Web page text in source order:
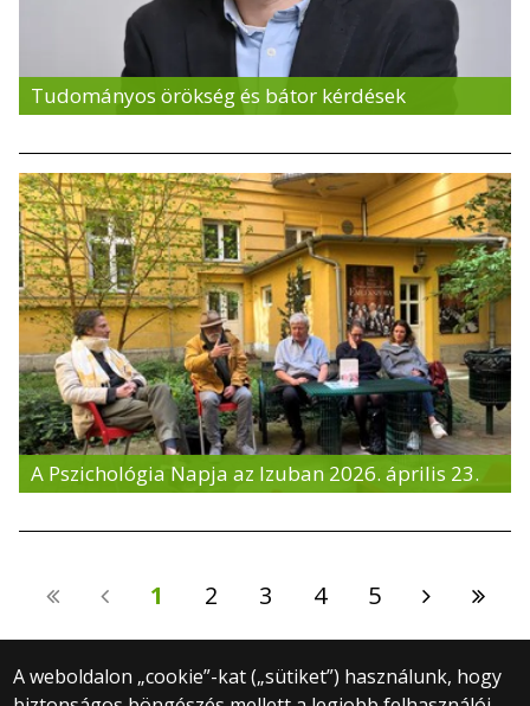
Tudományos örökség és bátor kérdések
A Pszichológia Napja az Izuban 2026. április 23.
1 2 3 4 5
A weboldalon „cookie”-kat („sütiket”) használunk, hogy